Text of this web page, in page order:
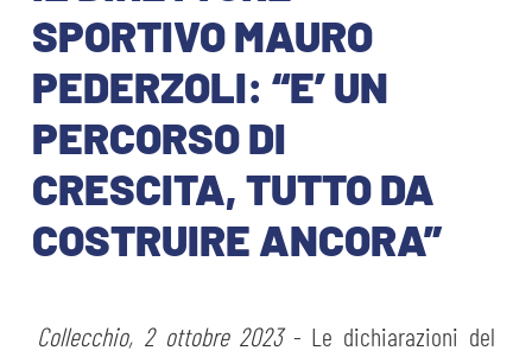
INFO BIGLIETTI
TARDINI CARD
INFORMAZIONI ACCREDITI
TRASFERTE
ESPORTS
IL CLUB
ORGANIGRAMMA
STORIA
MUTTI TRAINING CENTER
FLASH NEWS
SPORTIVO MAURO
PEDERZOLI: “E’ UN
PERCORSO DI
CRESCITA, TUTTO DA
COSTRUIRE ANCORA”
Collecchio, 2 ottobre 2023- Le dichiarazioni del